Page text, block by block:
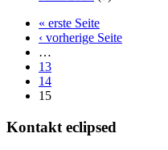
« erste Seite
‹ vorherige Seite
…
13
14
15
Kontakt eclipsed